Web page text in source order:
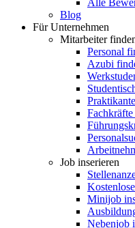
Alle
Blog
Für Unternehmen
Mitarbeiter
Personal
Azubi
Job inserieren
Minijob
Nebenjob